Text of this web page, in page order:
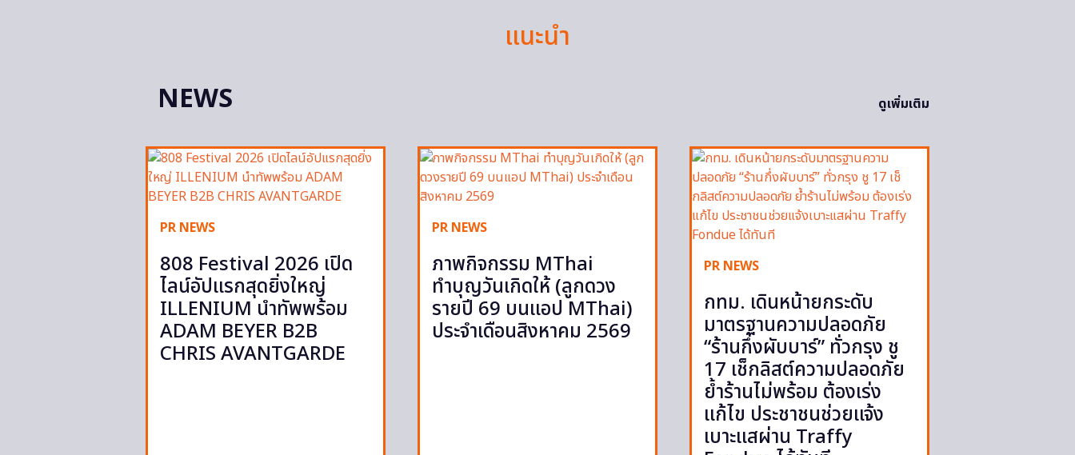
แนะนำ
NEWS
ดูเพิ่มเติม
PR NEWS
808 Festival 2026 เปิด
ไลน์อัปแรกสุดยิ่งใหญ่
ILLENIUM นำทัพพร้อม
ADAM BEYER B2B
CHRIS AVANTGARDE
PR NEWS
ภาพกิจกรรม MThai
ทำบุญวันเกิดให้ (ลูกดวง
รายปี 69 บนแอป MThai)
ประจำเดือนสิงหาคม 2569
PR NEWS
กทม. เดินหน้ายกระดับ
มาตรฐานความปลอดภัย
“ร้านกึ่งผับบาร์” ทั่วกรุง ชู
17 เช็กลิสต์ความปลอดภัย
ย้ำร้านไม่พร้อม ต้องเร่ง
แก้ไข ประชาชนช่วยแจ้ง
เบาะแสผ่าน Traffy